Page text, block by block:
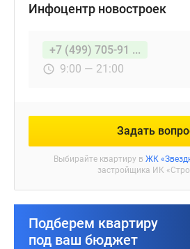
Инфоцентр новостроек
+7 (499) 705-91 ...
9:00 — 21:00
Задать
Выбирайте квартиру в ЖК
застройщика ИК
Подберем квартиру
под ваш бюджет